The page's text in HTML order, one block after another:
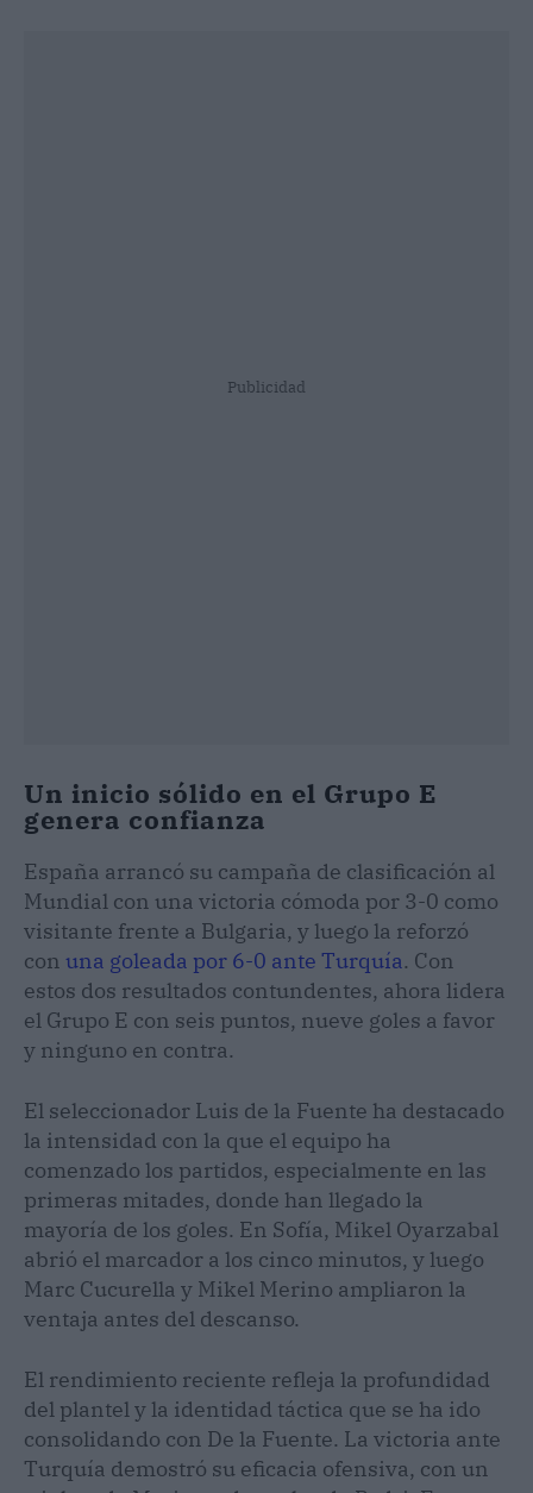
Publicidad
Un inicio sólido en el Grupo E
genera confianza
España arrancó su campaña de clasificación al
Mundial con una victoria cómoda por 3-0 como
visitante frente a Bulgaria, y luego la reforzó
con una goleada por 6-0 ante Turquía. Con
estos dos resultados contundentes, ahora lidera
el Grupo E con seis puntos, nueve goles a favor
y ninguno en contra.
El seleccionador Luis de la Fuente ha destacado
la intensidad con la que el equipo ha
comenzado los partidos, especialmente en las
primeras mitades, donde han llegado la
mayoría de los goles. En Sofía, Mikel Oyarzabal
abrió el marcador a los cinco minutos, y luego
Marc Cucurella y Mikel Merino ampliaron la
ventaja antes del descanso.
El rendimiento reciente refleja la profundidad
del plantel y la identidad táctica que se ha ido
consolidando con De la Fuente. La victoria ante
Turquía demostró su eficacia ofensiva, con un